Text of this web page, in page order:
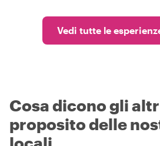
Vedi tutte le
Cosa dicono gli
proposito delle